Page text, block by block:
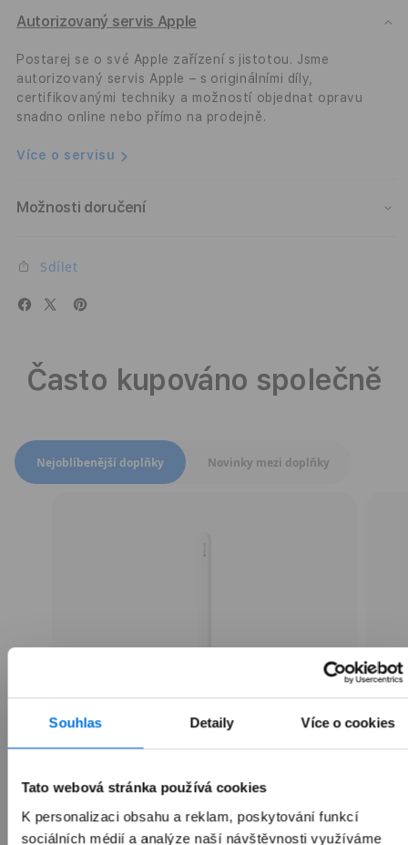
Souhlas Detaily Více o cookies
Tato webová stránka používá cookies
K personalizaci obsahu a reklam, poskytování funkcí
sociálních médií a analýze naší návštěvnosti využíváme
MagSafe
světle
mechový
Autorizovaný servis Apple
Postarej se o své Apple zařízení s jistotou. Jsme
autorizovaný servis Apple – s originálními díly,
certifikovanými techniky a možností objednat opravu
snadno online nebo přímo na prodejně.
Více o servisu
Možnosti doručení
Sdílet
Často kupováno společně
Přepnout zobrazení produktů
Nejoblíbenější doplňky Novinky mezi doplňky
Apple Pencil (USB-C)